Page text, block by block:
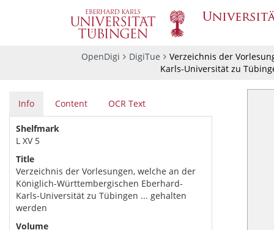
OpenDigi DigiTue
Verzeichnis der
Karls-Universität zu
Info Content OCR Text
Shelfmark
L XV 5
Title
Verzeichnis der Vorlesungen, welche an der
Königlich-Württembergischen Eberhard-
Karls-Universität zu Tübingen ... gehalten
werden
Volume